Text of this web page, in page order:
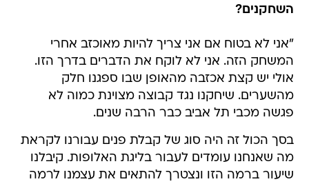
השחקנים?
"אני לא בטוח אם אני צריך להיות מאוכזב אחרי
המשחק הזה. אני לא לוקח את הדברים בדרך הזו.
אולי יש קצת אכזבה מהאופן שבו ספגנו חלק
מהשערים. שיחקנו נגד קבוצה מצוינת כמוה לא
פגשה מכבי תל אביב כבר הרבה שנים.
בסך הכול זה היה סוג של קבלת פנים עבורנו לקראת
מה שאנחנו עומדים לעבור בליגת האלופות. קיבלנו
שיעור ברמה הזו ונצטרך להתאים את עצמנו לרמה